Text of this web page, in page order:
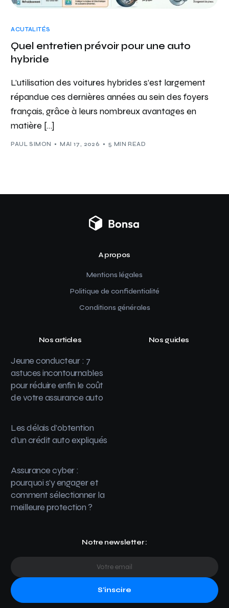
ACUTALITÉS
Quel entretien prévoir pour une auto
hybride
L’utilisation des voitures hybrides s’est largement
répandue ces dernières années au sein des foyers
français, grâce à leurs nombreux avantages en
matière […]
PAUL SIMON MAI 17, 2026 5 MIN READ
A propos
Mentions légales
Politique de confidentialité
Conditions générales
Nos articles
Jeune conducteur : 7
astuces incontournables
pour réduire enfin le coût
de votre assurance auto
Les délais d’obtention
d’un crédit auto expliqués
Assurance cyber :
pourquoi s’y engager et
comment sélectionner la
meilleure protection ?
Nos guides
Notre newsletter :
S'inscire